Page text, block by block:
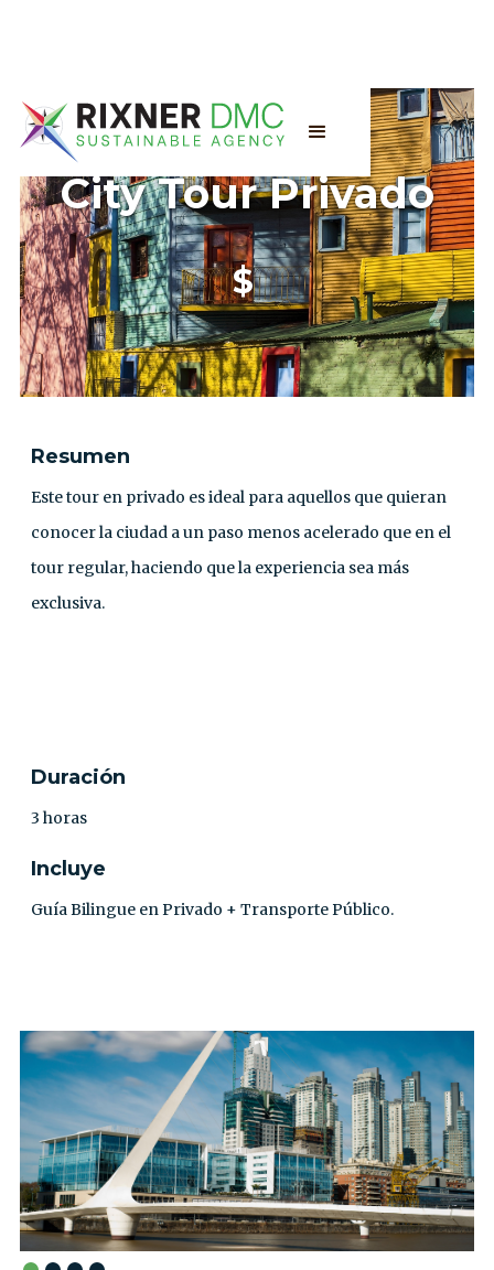
City Tour Privado
$
Resumen
Este tour en privado es ideal para aquellos que quieran
conocer la ciudad a un paso menos acelerado que en el
tour regular, haciendo que la experiencia sea más
exclusiva.
Duración
3 horas
Incluye
Guía Bilingue en Privado + Transporte Público.